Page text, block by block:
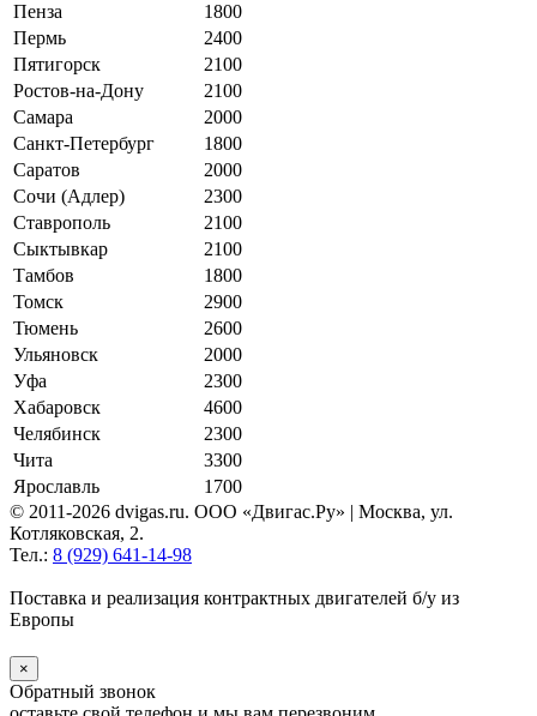
Пенза
1800
Пермь
2400
Пятигорск
2100
Ростов-на-Дону
2100
Самара
2000
Санкт-Петербург
1800
Саратов
2000
Сочи (Адлер)
2300
Ставрополь
2100
Сыктывкар
2100
Тамбов
1800
Томск
2900
Тюмень
2600
Ульяновск
2000
Уфа
2300
Хабаровск
4600
Челябинск
2300
Чита
3300
Ярославль
1700
© 2011-2026 dvigas.ru. ООО «Двигaс.Ру» | Москва, ул.
Котляковская, 2.
Тел.: 8 (929) 641-14-98
Поставка и реализация контрактных двигателей б/у из
Европы
×
Обратный звонок